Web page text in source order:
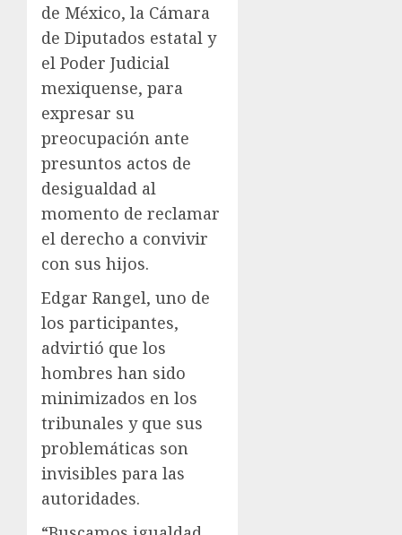
de México, la Cámara
de Diputados estatal y
el Poder Judicial
mexiquense, para
expresar su
preocupación ante
presuntos actos de
desigualdad al
momento de reclamar
el derecho a convivir
con sus hijos.
Edgar Rangel, uno de
los participantes,
advirtió que los
hombres han sido
minimizados en los
tribunales y que sus
problemáticas son
invisibles para las
autoridades.